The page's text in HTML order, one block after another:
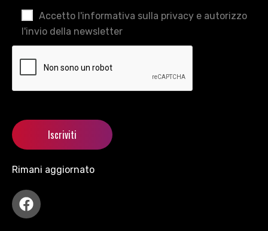
Accetto l'informativa sulla privacy e autorizzo
l'invio della newsletter
Rimani aggiornato